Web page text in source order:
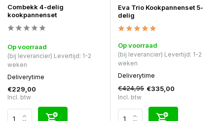
Combekk 4-delig
kookpannenset
Op voorraad
(bij leverancier) Levertijd: 1-2
weken
Deliverytime
€229,00
Incl. btw
Eva Trio Kookpannenset 5-
delig
Op voorraad
(bij leverancier) Levertijd: 1-2
weken
Deliverytime
€424,95 €335,00
Incl. btw